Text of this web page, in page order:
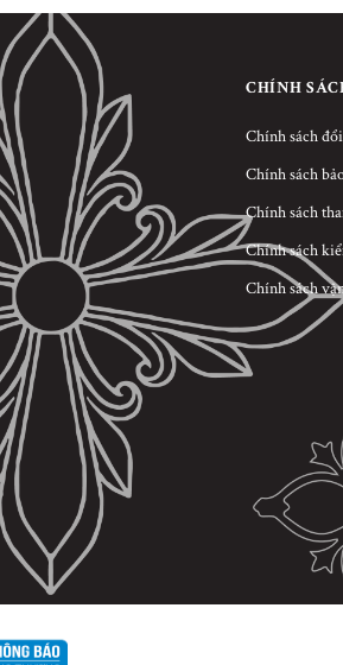
CHÍNH
Chính sách
Chính sách
Chính sách
Chính sách
Chính sách